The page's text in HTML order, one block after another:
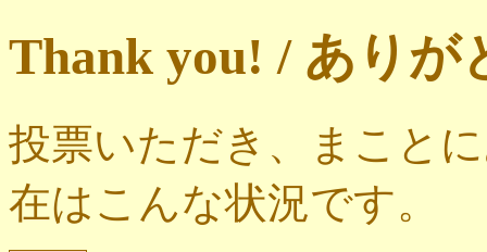
Thank you! / ありが
投票いただき、まこと
在はこんな状況です。